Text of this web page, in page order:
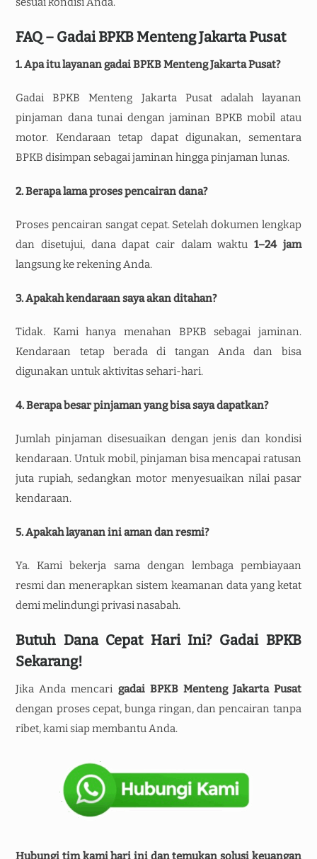
FAQ – Gadai BPKB Menteng Jakarta Pusat
1. Apa itu layanan gadai BPKB Menteng Jakarta Pusat?
Gadai BPKB Menteng Jakarta Pusat adalah layanan
pinjaman dana tunai dengan jaminan BPKB mobil atau
motor. Kendaraan tetap dapat digunakan, sementara
BPKB disimpan sebagai jaminan hingga pinjaman lunas.
2. Berapa lama proses pencairan dana?
Proses pencairan sangat cepat. Setelah dokumen lengkap
dan disetujui, dana dapat cair dalam waktu 1–24 jam
langsung ke rekening Anda.
3. Apakah kendaraan saya akan ditahan?
Tidak. Kami hanya menahan BPKB sebagai jaminan.
Kendaraan tetap berada di tangan Anda dan bisa
digunakan untuk aktivitas sehari-hari.
4. Berapa besar pinjaman yang bisa saya dapatkan?
Jumlah pinjaman disesuaikan dengan jenis dan kondisi
kendaraan. Untuk mobil, pinjaman bisa mencapai ratusan
juta rupiah, sedangkan motor menyesuaikan nilai pasar
kendaraan.
5. Apakah layanan ini aman dan resmi?
Ya. Kami bekerja sama dengan lembaga pembiayaan
resmi dan menerapkan sistem keamanan data yang ketat
demi melindungi privasi nasabah.
Butuh Dana Cepat Hari Ini? Gadai BPKB
Sekarang!
Jika Anda mencari gadai BPKB Menteng Jakarta Pusat
dengan proses cepat, bunga ringan, dan pencairan tanpa
ribet, kami siap membantu Anda.
Hubungi tim kami hari ini dan temukan solusi keuangan